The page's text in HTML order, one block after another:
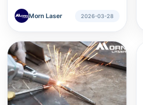
trở thành tâm điểm chú ý của
ngành gia công laser.
Morn Laser 2026-03-28